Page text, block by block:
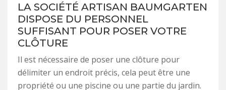
LA SOCIÉTÉ ARTISAN BAUMGARTEN
DISPOSE DU PERSONNEL
SUFFISANT POUR POSER VOTRE
CLÔTURE
Il est nécessaire de poser une clôture pour
délimiter un endroit précis, cela peut être une
propriété ou une piscine ou une partie du jardin.